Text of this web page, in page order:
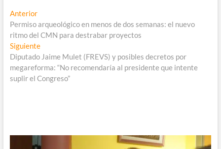
Navegación
de
entradas
AnteriorEntrada
anterior:
Permiso arqueológico en menos de dos semanas: el nuevo
ritmo del CMN para destrabar proyectos
SiguienteEntrada
siguiente:
Diputado Jaime Mulet (FREVS) y posibles decretos por
megareforma: “No recomendaría al presidente que intente
suplir el Congreso”